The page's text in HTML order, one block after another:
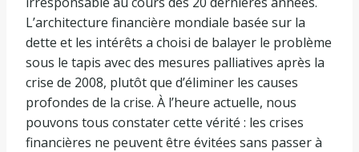
L’architecture financière mondiale basée sur la
dette et les intérêts a choisi de balayer le problème
sous le tapis avec des mesures palliatives après la
crise de 2008, plutôt que d’éliminer les causes
profondes de la crise. À l’heure actuelle, nous
pouvons tous constater cette vérité : les crises
financières ne peuvent être évitées sans passer à